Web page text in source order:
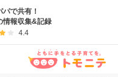
パで共有！
情報収集&記録
4.4
て情報サイト | トモニテ